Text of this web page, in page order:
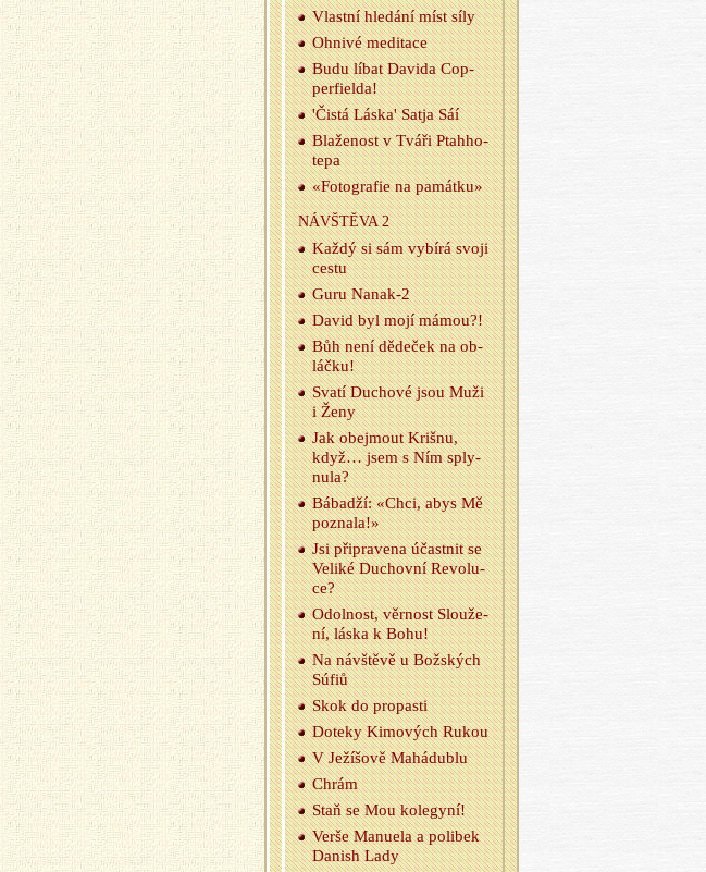
Vlast­ní hle­dá­ní míst síly
Oh­ni­vé me­di­ta­ce
Budu líbat Da­vi­da Cop­
per­fiel­da!
'Čistá Láska' Satja Sáí
Bla­že­nost v Tváři Pta­hho­
te­pa
«Fo­to­gra­fie na pa­mát­ku»
NÁ­VŠTĚ­VA 2
Každý si sám vy­bí­rá svoji
cestu
Guru Na­nak-2
David byl mojí mámou?!
Bůh není dě­de­ček na ob­
láč­ku!
Svatí Du­cho­vé jsou Muži
i Ženy
Jak obe­jmout Kriš­nu,
když… jsem s Ním sply­
nu­la?
Bá­badží: «Chci, abys Mě
po­zna­la!»
Jsi při­pra­ve­na účast­nit se
Ve­li­ké Du­chov­ní Re­vo­lu­
ce?
Odol­nost, věr­nost Slou­že­
ní, láska k Bohu!
Na ná­vštěvě u Bož­ských
Súfiů
Skok do pro­pas­ti
Do­te­ky Ki­mo­vých Rukou
V Je­ží­šo­vě Ma­há­dublu
Chrám
Staň se Mou ko­le­gy­ní!
Verše Ma­nu­e­la a po­li­bek
Da­nish Lady